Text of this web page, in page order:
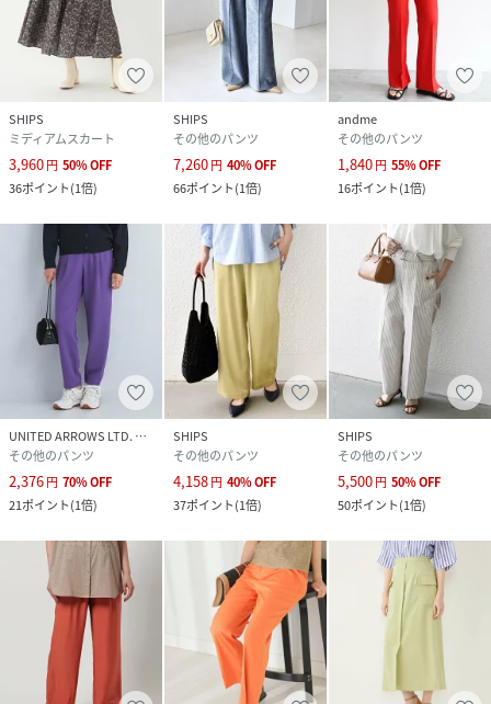
SHIPS
ミディアムスカート
3,960円 50%OFF
36ポイント(1倍)
SHIPS
その他のパンツ
7,260円 40%OFF
66ポイント(1倍)
andme
その他のパンツ
1,840円 55%OFF
16ポイント(1倍)
UNITED ARROWS LTD. OUTLET
その他のパンツ
2,376円 70%OFF
21ポイント(1倍)
SHIPS
その他のパンツ
4,158円 40%OFF
37ポイント(1倍)
SHIPS
その他のパンツ
5,500円 50%OFF
50ポイント(1倍)